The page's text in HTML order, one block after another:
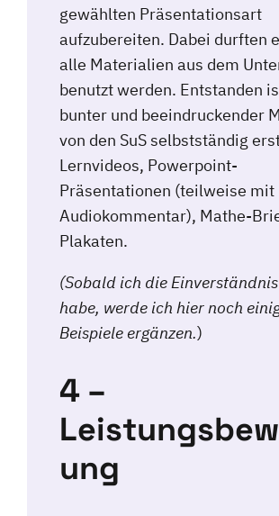
gewählten Präsentationsart
aufzubereiten. Dabei durften
alle Materialien aus dem
benutzt werden. Entstanden
bunter und beeindruckender
von den SuS selbstständig
Lernvideos, Powerpoint-
Präsentationen (teilweise mit
Audiokommentar), Mathe-
Plakaten.
(Sobald ich die
habe, werde ich hier noch
Beispiele ergänzen.)
4 –
ung